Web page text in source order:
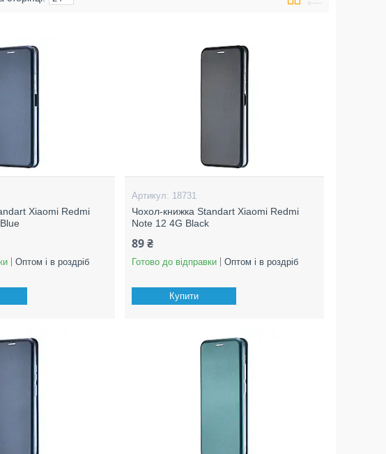
Xiaomi Redmi
Оптом і в роздріб
18731
Чохол-книжка Standart Xiaomi Redmi
Note 12 4G Black
89 ₴
Готово до відправки Оптом і в роздріб
Купити